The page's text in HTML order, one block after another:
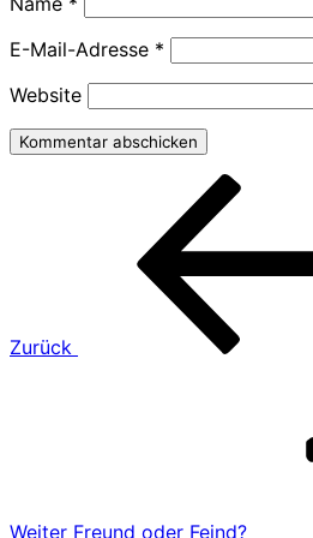
E-Mail-Adresse *
Website
Beitragsnavigation
Zurück
Weiter Freund oder Feind?